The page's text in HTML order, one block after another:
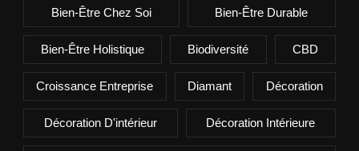
Bien-Être Chez Soi Bien-Être Durable
Bien-Être Holistique Biodiversité CBD
Croissance Entreprise Diamant Décoration
Décoration D'intérieur Décoration Intérieure